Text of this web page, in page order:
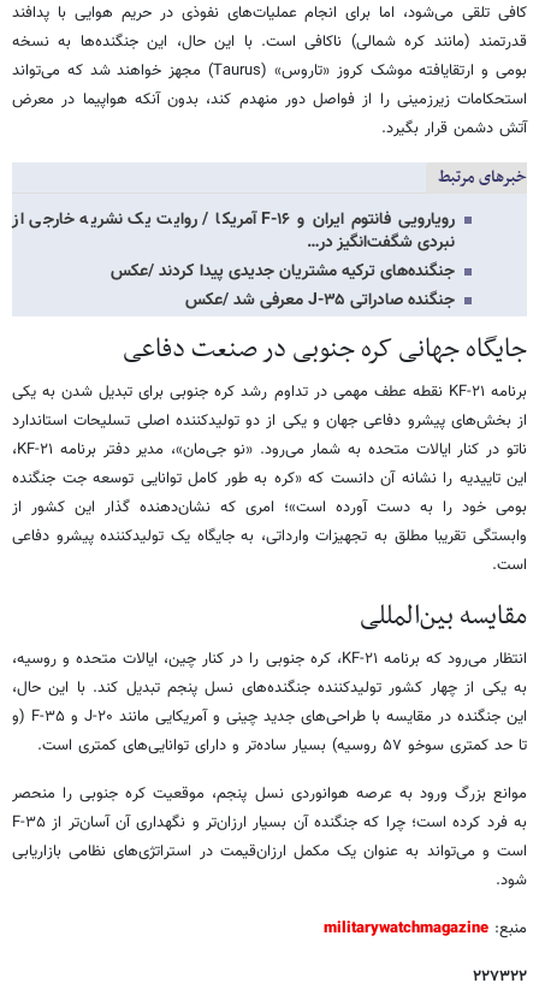
کافی تلقی می‌شود، اما برای انجام عملیات‌های نفوذی در حریم هوایی با پدافند
قدرتمند (مانند کره شمالی) ناکافی است. با این حال، این جنگنده‌ها به نسخه
بومی و ارتقایافته موشک کروز «تاروس» (Taurus) مجهز خواهند شد که می‌تواند
استحکامات زیرزمینی را از فواصل دور منهدم کند، بدون آنکه هواپیما در معرض
آتش دشمن قرار بگیرد.
خبرهای مرتبط
رویارویی فانتوم ایران و F-۱۶ آمریکا / روایت یک نشریه خارجی از
نبردی شگفت‌انگیز در…
جنگنده‌های ترکیه مشتریان جدیدی پیدا کردند /عکس
جنگنده صادراتی J-۳۵ معرفی شد /عکس
جایگاه جهانی کره جنوبی در صنعت دفاعی
برنامه KF-۲۱ نقطه عطف مهمی در تداوم رشد کره جنوبی برای تبدیل شدن به یکی
از بخش‌های پیشرو دفاعی جهان و یکی از دو تولیدکننده اصلی تسلیحات استاندارد
ناتو در کنار ایالات متحده به شمار می‌رود. «نو جی‌مان»، مدیر دفتر برنامه KF-۲۱،
این تاییدیه را نشانه آن دانست که «کره به طور کامل توانایی توسعه جت جنگنده
بومی خود را به دست آورده است»؛ امری که نشان‌دهنده گذار این کشور از
وابستگی تقریبا مطلق به تجهیزات وارداتی، به جایگاه یک تولیدکننده پیشرو دفاعی
است.
مقایسه بین‌المللی
انتظار می‌رود که برنامه KF-۲۱، کره جنوبی را در کنار چین، ایالات متحده و روسیه،
به یکی از چهار کشور تولیدکننده جنگنده‌های نسل پنجم تبدیل کند. با این حال،
این جنگنده در مقایسه با طراحی‌های جدید چینی و آمریکایی مانند J-۲۰ و F-۳۵ (و
تا حد کمتری سوخو ۵۷ روسیه) بسیار ساده‌تر و دارای توانایی‌های کمتری است.
موانع بزرگ ورود به عرصه هوانوردی نسل پنجم، موقعیت کره جنوبی را منحصر
به‌ فرد کرده است؛ چرا که جنگنده آن بسیار ارزان‌تر و نگهداری آن آسان‌تر از F-۳۵
است و می‌تواند به عنوان یک مکمل ارزان‌قیمت در استراتژی‌های نظامی بازاریابی
شود.
منبع: militarywatchmagazine
۲۲۷۳۲۲